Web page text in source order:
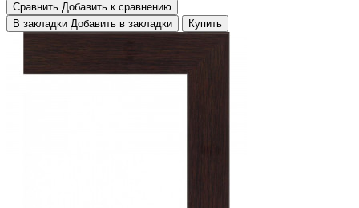
Сравнить Добавить к сравнению
В закладки Добавить в закладки Купить